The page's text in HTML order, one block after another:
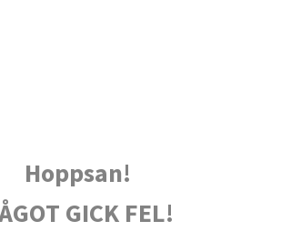
Hoppsan!
GICK FEL!